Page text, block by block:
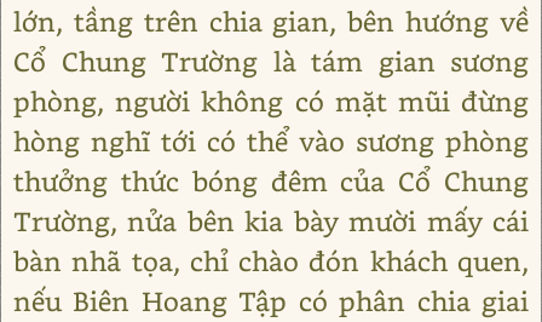
lớn, tầng trên chia gian, bên hướng về
Cổ Chung Trường là tám gian sương
phòng, người không có mặt mũi đừng
hòng nghĩ tới có thể vào sương phòng
thưởng thức bóng đêm của Cổ Chung
Trường, nửa bên kia bày mười mấy cái
bàn nhã tọa, chỉ chào đón khách quen,
nếu Biên Hoang Tập có phân chia giai